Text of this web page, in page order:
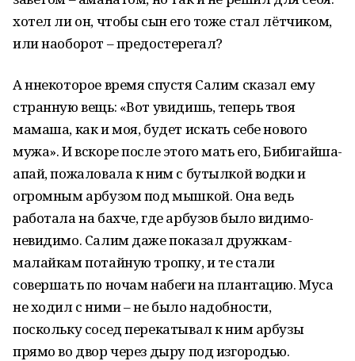
хотел ли он, чтобы сын его тоже стал лётчиком,
или наоборот – предостерегал?
А ннекоторое время спустя Салим сказал ему
странную вещь: «Вот увидишь, теперь твоя
мамаша, как и моя, будет искать себе нового
мужа». И вскоре после этого мать его, Бибигайша-
апай, пожаловала к ним с бутылкой водки и
огромным арбузом под мышкой. Она ведь
работала на бахче, где арбузов было видимо-
невидимо. Салим даже показал дружкам-
малайкам потайную тропку, и те стали
совершать по ночам набеги на плантацию. Муса
не ходил с ними – не было надобности,
поскольку сосед перекатывал к ним арбузы
прямо во двор через дыру под изгородью.